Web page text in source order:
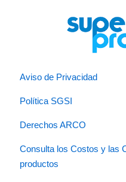
Aviso de Privacidad
Política SGSI
Derechos ARCO
Consulta los Costos y las
productos